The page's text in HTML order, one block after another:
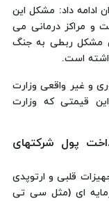
ادامه داد: مشکل این
و مراکز درمانی می
مشکل ربطی به جنگ
است.
و غیر واقعی وزارت
قیمتی که وزارت
پول شرکتهای
قلبی و ارتوپدی
ای (مثل سی تی